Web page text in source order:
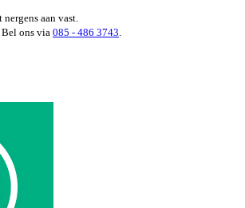
aan vast.
ons via 085 - 486 3743